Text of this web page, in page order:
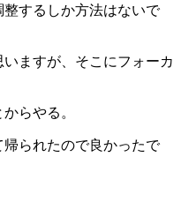
するしか方法はないで
ますが、そこにフォーカ
らやる。
られたので良かったで